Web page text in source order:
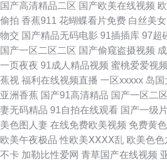
久 欧美Sm重味 91N视频乱吗免费 国产91综合
美毛片大全网站 91国内视频 国产91综合福利
国产在线 国产最新网址 伪娘色情 91系列在线
大香蕉母伦理 青青草999热 91露脸熟女视频
频 老司机福利微拍 97页国产精品 91蜜桃短视
国产高清精品二区 国产欧美在线视频
偷拍 香蕉911 花蝴蝶看片免费 白丝美
物交 国产精品无码电影 91插插库 97超
国产一区二区二区 国产偷窥盗摄视频
一页夜夜 91成人精品视频 蜜桃爱爱视频
蕉视 福利在线视频直播 一区xxxxx 岛国
亚洲香蕉 国产91高清精品 国产一区二
妻无码精品 91自拍在线观看 国产一级
美色图人妻 在线免费欧美视频 免费黄
欧美午夜极品 性欧美ⅩⅩⅩⅩ乱 欧美色色
不卡 加勒比性爱网 青草国产在线视频